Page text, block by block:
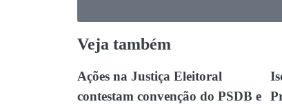
Veja também
Ações na Justiça Eleitoral
contestam convenção do PSDB e